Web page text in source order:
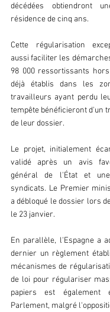
décédées obtiendront
résidence de cinq ans.
Cette régularisation
aussi faciliter les
98 000 ressortissants
déjà établis dans les
travailleurs ayant perdu
tempête bénéficieront d'un
de leur dossier.
Le projet, initialement
validé après un avis
général de l'État et
syndicats. Le Premier
a débloqué le dossier lors
le 23 janvier.
En parallèle, l'Espagne a
dernier un règlement
mécanismes de
de loi pour régulariser
papiers est également
Parlement, malgré